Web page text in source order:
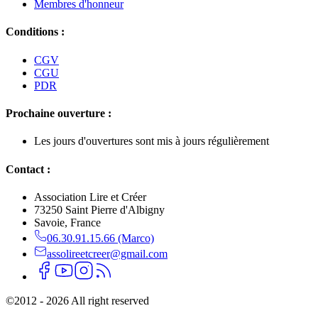
Membres d'honneur
Conditions :
CGV
CGU
PDR
Prochaine ouverture :
Les jours d'ouvertures sont mis à jours régulièrement
Contact :
Association Lire et Créer
73250 Saint Pierre d'Albigny
Savoie, France
06.30.91.15.66 (Marco)
assolireetcreer@gmail.com
©2012 - 2026 All right reserved